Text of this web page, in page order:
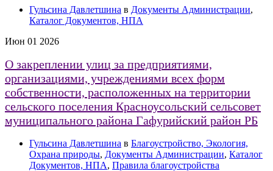
Гульсина Давлетшина в Документы Администрации,
Каталог Документов, НПА
Июн 01 2026
О закреплении улиц за предприятиями,
организациями, учреждениями всех форм
собственности, расположенных на территории
сельского поселения Красноусольский сельсовет
муниципального района Гафурийский район РБ
Гульсина Давлетшина в Благоустройство, Экология,
Охрана природы, Документы Администрации, Каталог
Документов, НПА, Правила благоустройства